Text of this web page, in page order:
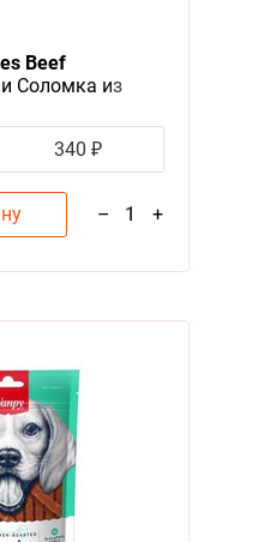
Beef
Соломка из
340 ₽
– 1 +